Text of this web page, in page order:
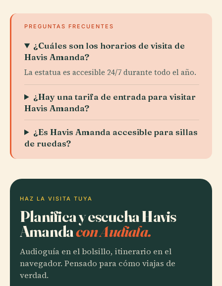
PREGUNTAS FRECUENTES
¿Cuáles son los horarios de visita de
Havis Amanda?
La estatua es accesible 24/7 durante todo el año.
¿Hay una tarifa de entrada para visitar
Havis Amanda?
¿Es Havis Amanda accesible para sillas
de ruedas?
HAZ LA VISITA TUYA
Planifica y escucha Havis
Amandacon Audiala.
Audioguía en el bolsillo, itinerario en el
navegador. Pensado para cómo viajas de
verdad.